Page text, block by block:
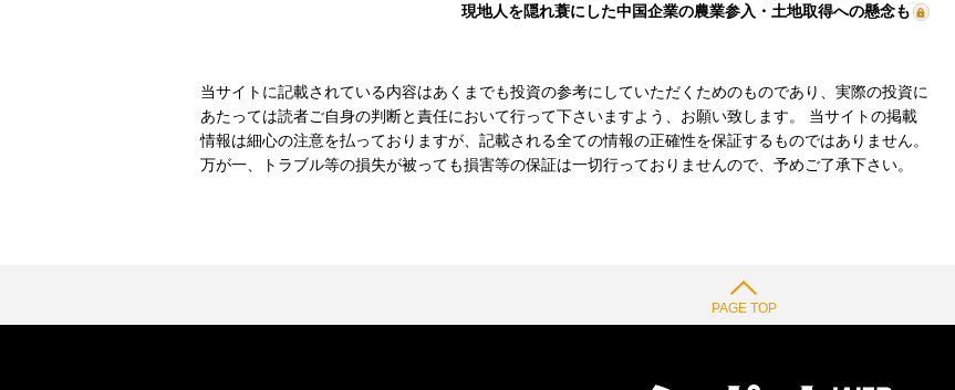
現地人を隠れ蓑にした中国企業の農業参入・土地取得への懸念も
当サイトに記載されている内容はあくまでも投資の参考にしていただくためのものであり、実際の投資に
あたっては読者ご自身の判断と責任において行って下さいますよう、お願い致します。 当サイトの掲載
情報は細心の注意を払っておりますが、記載される全ての情報の正確性を保証するものではありません。
万が一、トラブル等の損失が被っても損害等の保証は一切行っておりませんので、予めご了承下さい。
PAGE TOP